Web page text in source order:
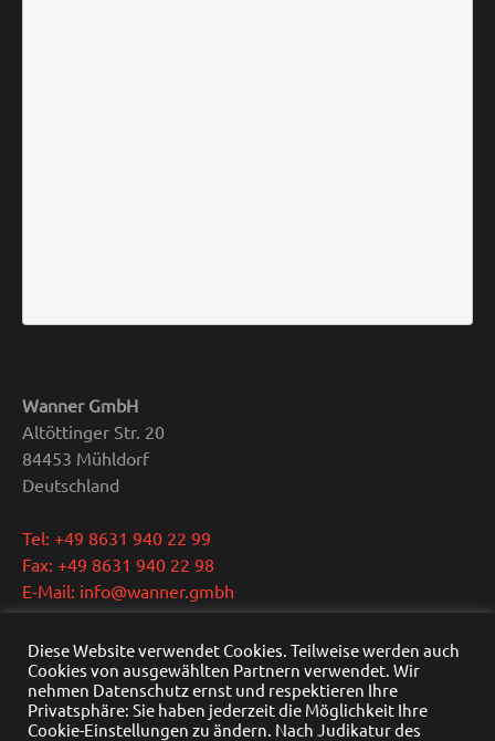
Wanner GmbH
Altöttinger Str. 20
84453 Mühldorf
Deutschland
Tel: +49 8631 940 22 99
Fax: +49 8631 940 22 98
E-Mail: info@wanner.gmbh
Geschäftsführer: Dipl.-Ing. Reinhold Wanner
Ust.-IdNr.: DE291415429
HRB Nr.: HRB 22976
Handelsregister: Traunstein
Diese Website verwendet Cookies. Teilweise werden auch
Cookies von ausgewählten Partnern verwendet. Wir
nehmen Datenschutz ernst und respektieren Ihre
Privatsphäre: Sie haben jederzeit die Möglichkeit Ihre
Cookie-Einstellungen zu ändern. Nach Judikatur des